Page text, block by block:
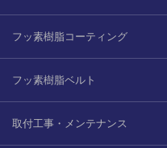
フッ素樹脂コーティング
フッ素樹脂ベルト
取付工事・メンテナンス